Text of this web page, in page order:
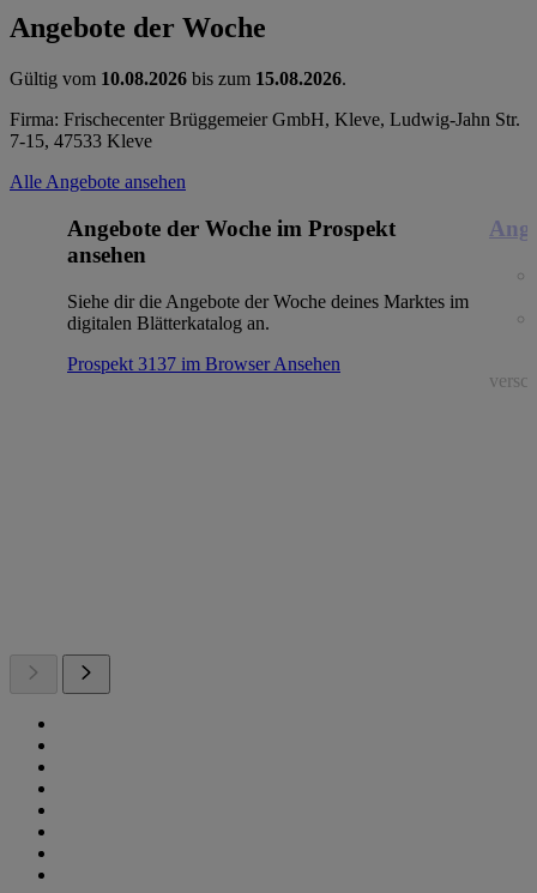
Angebote der Woche
Gültig vom 10.08.2026 bis zum 15.08.2026.
Firma: Frischecenter Brüggemeier GmbH, Kleve, Ludwig-Jahn Str.
7-15, 47533 Kleve
Alle Angebote ansehen
Angebote der Woche im Prospekt
ansehen
Siehe dir die Angebote der Woche deines Marktes im
digitalen Blätterkatalog an.
Prospekt 3137 im BrowserAnsehen